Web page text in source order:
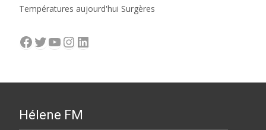
Températures aujourd'hui Surgères
Facebook
Twitter
YouTube
Instagram
LinkedIn
Hélene FM